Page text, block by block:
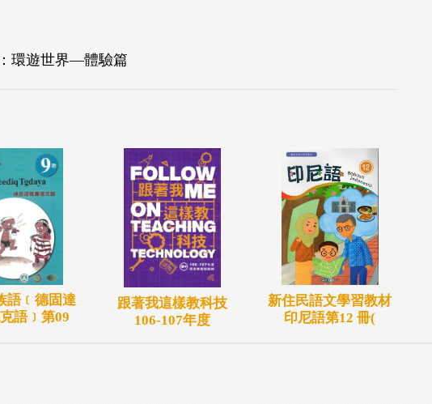
環遊世界—體驗篇
語﹝德固達
語﹞第09
跟著我這樣教科技
106-107年度
新住民語文學習教材
印尼語第12 冊(